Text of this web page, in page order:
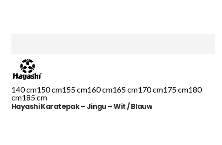
140 cm150 cm155 cm160 cm165 cm170 cm175 cm180
cm185 cm
Hayashi Karatepak – Jingu – Wit / Blauw